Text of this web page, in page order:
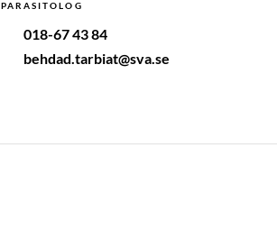
PARASITOLOG
018-67 43 84
behdad.tarbiat@sva.se